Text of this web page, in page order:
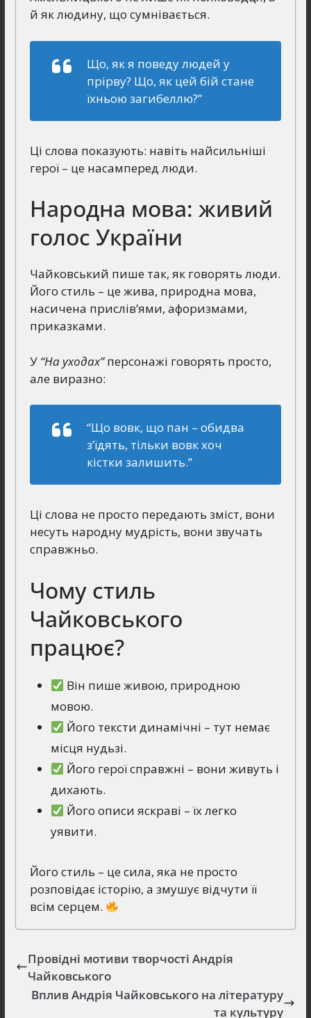
й як людину, що сумнівається.
Що, як я поведу людей у
прірву? Що, як цей бій стане
їхньою загибеллю?”
Ці слова показують: навіть найсильніші
герої – це насамперед люди.
Народна мова: живий
голос України
Чайковський пише так, як говорять люди.
Його стиль – це жива, природна мова,
насичена прислів’ями, афоризмами,
приказками.
У “На уходах”персонажі говорять просто,
але виразно:
“Що вовк, що пан – обидва
з’їдять, тільки вовк хоч
кістки залишить.”
Ці слова не просто передають зміст, вони
несуть народну мудрість, вони звучать
справжньо.
Чому стиль
Чайковського
працює?
Він пише живою, природною
мовою.
Його тексти динамічні – тут немає
місця нудьзі.
Його герої справжні – вони живуть і
дихають.
Його описи яскраві – їх легко
уявити.
Його стиль – це сила, яка не просто
розповідає історію, а змушує відчути її
всім серцем.
Провідні мотиви творчості Андрія
Чайковського
Вплив Андрія Чайковського на літературу
та культуру